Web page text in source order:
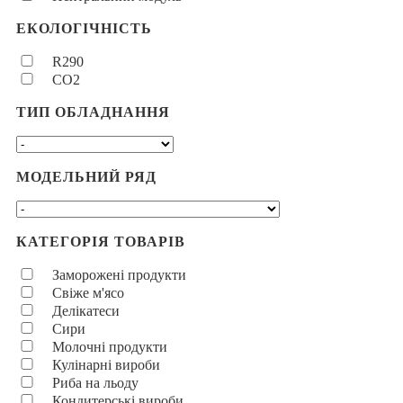
ЕКОЛОГІЧНІСТЬ
R290
CO2
ТИП ОБЛАДНАННЯ
МОДЕЛЬНИЙ РЯД
КАТЕГОРІЯ ТОВАРІВ
Заморожені продукти
Свіже м'ясо
Делікатеси
Сири
Молочні продукти
Кулінарні вироби
Риба на льоду